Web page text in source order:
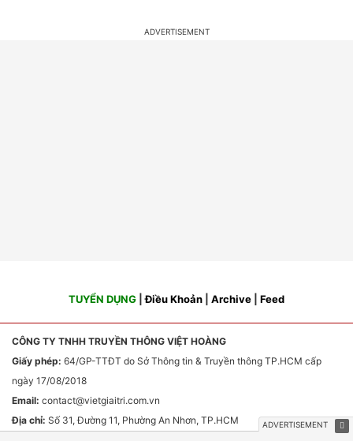
TUYỂN DỤNG |Điều Khoản Archive Feed
CÔNG TY TNHH TRUYỀN THÔNG VIỆT HOÀNG
Giấy phép: 64/GP-TTĐT do Sở Thông tin & Truyền thông TP.HCM cấp
ngày 17/08/2018
Email: contact@vietgiaitri.com.vn
Địa chỉ: Số 31, Đường 11, Phường An Nhơn, TP.HCM